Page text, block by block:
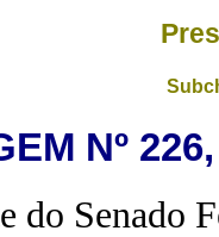
Nº
do Senado